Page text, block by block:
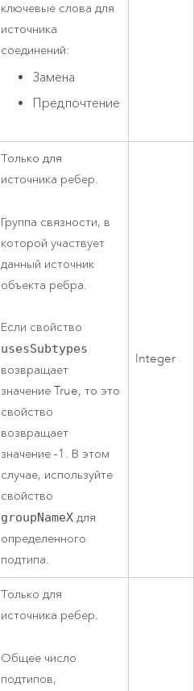
ключевые слова для
источника
соединений:
Замена
Предпочтение
Только для
источника ребер.
Группа связности, в
которой участвует
данный источник
объекта ребра.
Если свойство
usesSubtypes
возвращает
значение True, то это
свойство
возвращает
значение -1. В этом
случае, используйте
свойство
groupNameX для
определенного
подтипа.
Integer
Только для
источника ребер.
Общее число
подтипов,